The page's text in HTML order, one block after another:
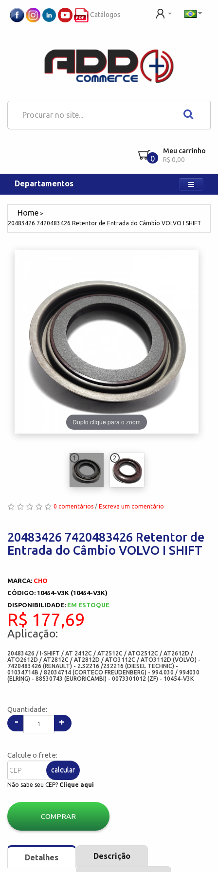
Catálogos
0
Meu carrinho
R$ 0,00
Departamentos
20483426 7420483426 Retentor de Entrada do Câmbio VOLVO I SHIFT
1 2
Duplo clique para o zoom
0 comentários / Escreva um comentário
20483426 7420483426 Retentor de
Entrada do Câmbio VOLVO I SHIFT
MARCA: CHO
CÓDIGO: 10454-V3K (10454-V3K)
DISPONIBILIDADE: EM ESTOQUE
R$ 177,69
Aplicação:
20483426 / I-SHIFT / AT 2412C / AT2512C / ATO2512C / AT2612D /
ATO2612D / AT2812C / AT2812D / ATO3112C / ATO3112D (VOLVO) -
7420483426 (RENAULT) - 2.32216 /232216 (DIESEL TECHNIC) -
01034714B / 82034714 (CORTECO FREUDENBERG) - 994.030 / 994030
(ELRING) - 88530743 (EURORICAMBI) - 0073301012 (ZF) - 10454-V3K
(CHO)
Quantidade:
- +
Calcule o frete:
calcular
Não sabe seu CEP? Clique aqui
COMPRAR
Detalhes Descrição